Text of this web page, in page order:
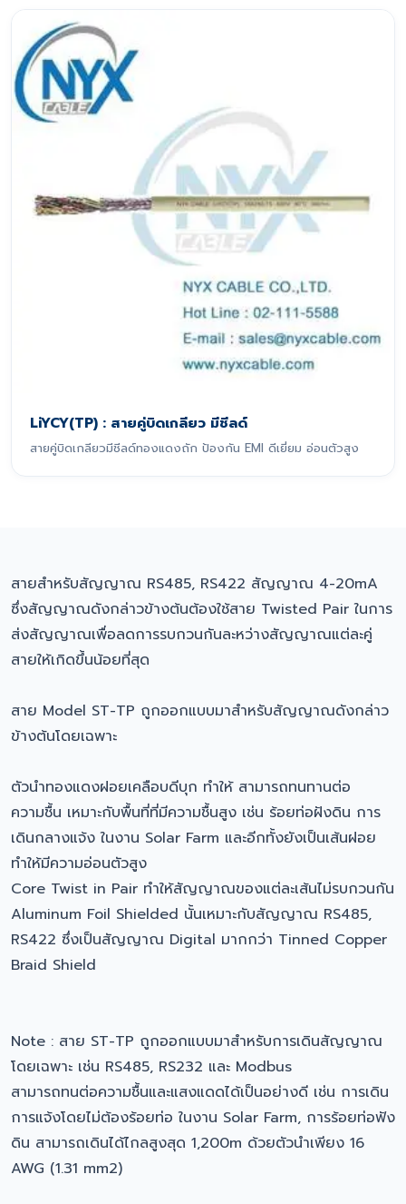
LiYCY(TP) : สายคู่บิดเกลียว มีชีลด์
สายคู่บิดเกลียวมีชีลด์ทองแดงถัก ป้องกัน EMI ดีเยี่ยม อ่อนตัวสูง
สายสำหรับสัญญาณ RS485, RS422 สัญญาณ 4-20mA
ซึ่งสัญญาณดังกล่าวข้างต้นต้องใช้สาย Twisted Pair ในการ
ส่งสัญญาณเพื่อลดการรบกวนกันละหว่างสัญญาณแต่ละคู่
สายให้เกิดขึ้นน้อยที่สุด
สาย Model ST-TP ถูกออกแบบมาสำหรับสัญญาณดังกล่าว
ข้างต้นโดยเฉพาะ
ตัวนำทองแดงฝอยเคลือบดีบุก ทำให้ สามารถทนทานต่อ
ความชื้น เหมาะกับพื้นที่ที่มีความชื้นสูง เช่น ร้อยท่อฝังดิน การ
เดินกลางแจ้ง ในงาน Solar Farm และอีกทั้งยังเป็นเส้นฝอย
ทำให้มีความอ่อนตัวสูง
Core Twist in Pair ทำให้สัญญาณของแต่ละเส้นไม่รบกวนกัน
Aluminum Foil Shielded นั้นเหมาะกับสัญญาณ RS485,
RS422 ซึ่งเป็นสัญญาณ Digital มากกว่า Tinned Copper
Braid Shield
Note : สาย ST-TP ถูกออกแบบมาสำหรับการเดินสัญญาณ
โดยเฉพาะ เช่น RS485, RS232 และ Modbus
สามารถทนต่อความชื้นและแสงแดดได้เป็นอย่างดี เช่น การเดิน
การแจ้งโดยไม่ต้องร้อยท่อ ในงาน Solar Farm, การร้อยท่อฟัง
ดิน สามารถเดินได้ไกลสูงสุด 1,200m ด้วยตัวนำเพียง 16
AWG (1.31 mm2)